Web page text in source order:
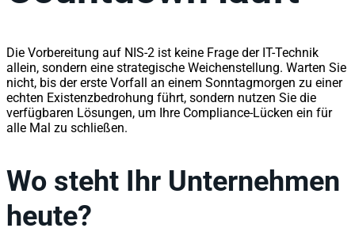
Die Vorbereitung auf NIS-2 ist keine Frage der IT-Technik
allein, sondern eine strategische Weichenstellung. Warten Sie
nicht, bis der erste Vorfall an einem Sonntagmorgen zu einer
echten Existenzbedrohung führt, sondern nutzen Sie die
verfügbaren Lösungen, um Ihre Compliance-Lücken ein für
alle Mal zu schließen.
Wo steht Ihr Unternehmen
heute?